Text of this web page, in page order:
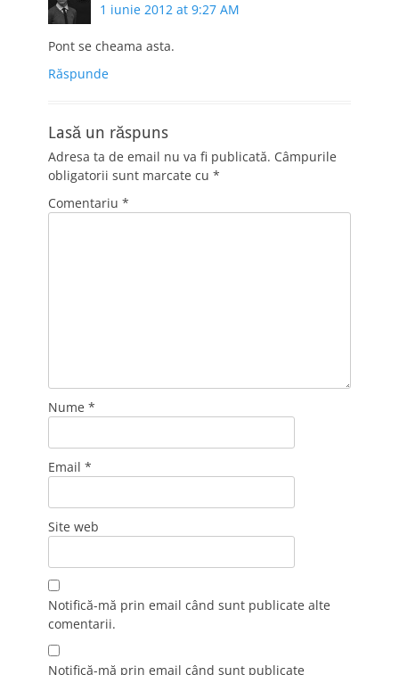
1 iunie 2012 at 9:27 AM
Pont se cheama asta.
Răspunde
Lasă un răspuns
Adresa ta de email nu va fi publicată. Câmpurile
obligatorii sunt marcate cu *
Comentariu *
Nume *
Email *
Site web
Notifică-mă prin email când sunt publicate alte
comentarii.
Notifică-mă prin email când sunt publicate